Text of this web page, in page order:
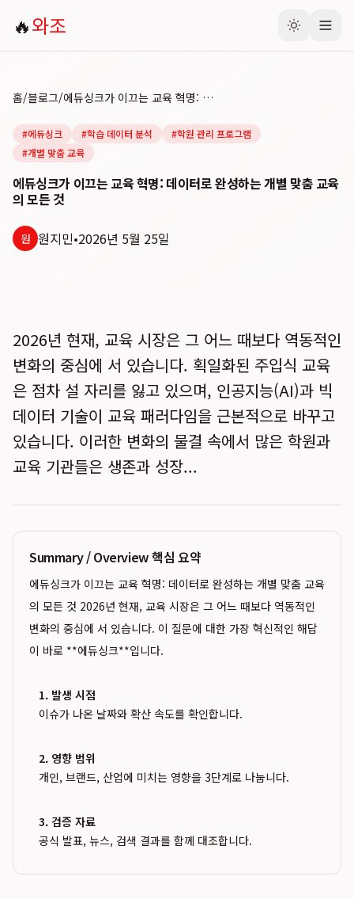
🔥와조
홈/블로그/ 에듀싱크가 이끄는 교육 혁명: 데이터로 완성하는 개별 맞춤 교육의 모든 것
#에듀싱크 #학습 데이터 분석 #학원 관리 프로그램
#개별 맞춤 교육
에듀싱크가 이끄는 교육 혁명: 데이터로 완성하는 개별 맞춤 교육
의 모든 것
원 원지민•2026년 5월 25일
2026년 현재, 교육 시장은 그 어느 때보다 역동적인
변화의 중심에 서 있습니다. 획일화된 주입식 교육
은 점차 설 자리를 잃고 있으며, 인공지능(AI)과 빅
데이터 기술이 교육 패러다임을 근본적으로 바꾸고
있습니다. 이러한 변화의 물결 속에서 많은 학원과
교육 기관들은 생존과 성장...
Summary / Overview 핵심 요약
에듀싱크가 이끄는 교육 혁명: 데이터로 완성하는 개별 맞춤 교육
의 모든 것 2026년 현재, 교육 시장은 그 어느 때보다 역동적인
변화의 중심에 서 있습니다. 이 질문에 대한 가장 혁신적인 해답
이 바로 **에듀싱크**입니다.
1. 발생 시점
이슈가 나온 날짜와 확산 속도를 확인합니다.
2. 영향 범위
개인, 브랜드, 산업에 미치는 영향을 3단계로 나눕니다.
3. 검증 자료
공식 발표, 뉴스, 검색 결과를 함께 대조합니다.